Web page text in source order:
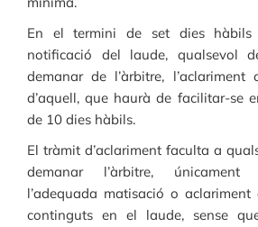
En el termini de set dies
notificació del laude, qualsevol
demanar de l’àrbitre, l’aclariment
d’aquell, que haurà de facilitar-se
de 10 dies hàbils.
El tràmit d’aclariment faculta a
demanar l’àrbitre, únicament
l’adequada matisació o aclariment
continguts en el laude, sense